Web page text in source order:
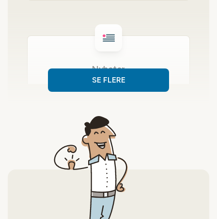
Nyheter
Vis nyheter fra dine foretrukne nyhets-
Microsoft Kalender
Hent kalendere og vis hva som skjer
SE FLERE